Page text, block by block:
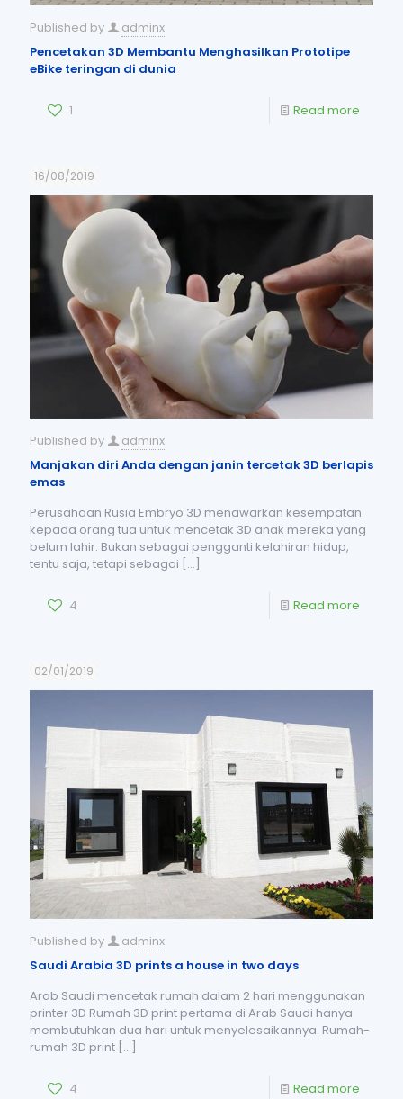
Published by
adminx
Pencetakan 3D Membantu Menghasilkan Prototipe
eBike teringan di dunia
1 Read more
16/08/2019
Published by
adminx
Manjakan diri Anda dengan janin tercetak 3D berlapis
emas
Perusahaan Rusia Embryo 3D menawarkan kesempatan
kepada orang tua untuk mencetak 3D anak mereka yang
belum lahir. Bukan sebagai pengganti kelahiran hidup,
tentu saja, tetapi sebagai […]
4 Read more
02/01/2019
Published by
adminx
Saudi Arabia 3D prints a house in two days
Arab Saudi mencetak rumah dalam 2 hari menggunakan
printer 3D Rumah 3D print pertama di Arab Saudi hanya
membutuhkan dua hari untuk menyelesaikannya. Rumah-
rumah 3D print […]
4 Read more